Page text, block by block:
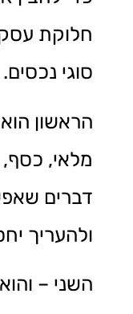
חלוקת
סוגי נכסים.
הראשון
מלאי, כסף,
דברים
ולהעריך
השני –